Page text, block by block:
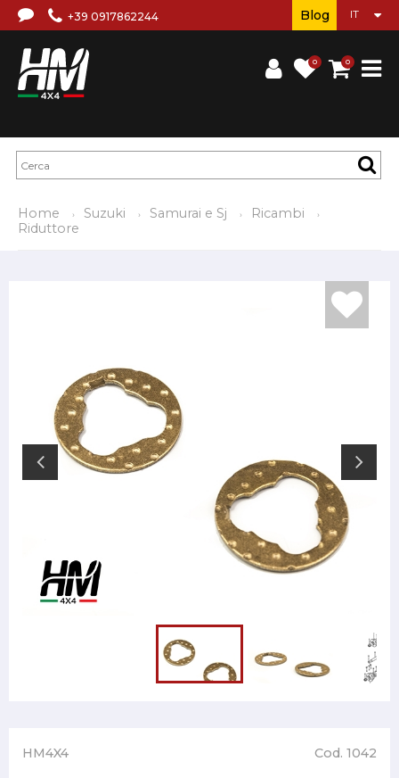
+39 0917862244
0 0
Blog
Home Suzuki Samurai e Sj
Ricambi
Riduttore
HM4X4 Cod. 1042